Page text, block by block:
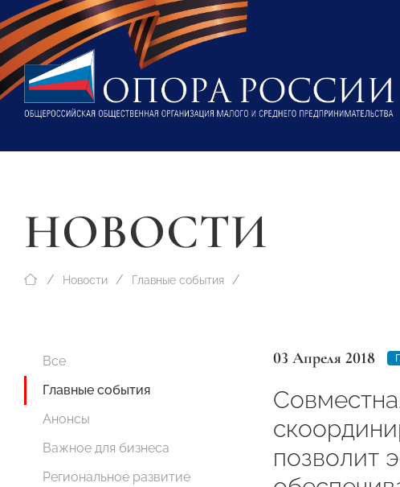
НОВОСТИ
Новости Главные события
Все
Главные события
Анонсы
Важное для бизнеса
Региональное развитие
03 Апреля 2018
позволит